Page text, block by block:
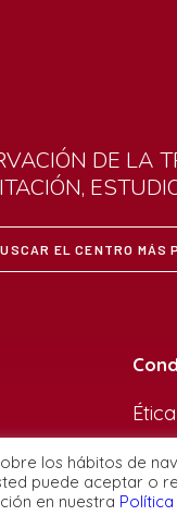
DE LA
EL CENTRO MÁS
Ética
los hábitos de
puede aceptar o
en nuestra